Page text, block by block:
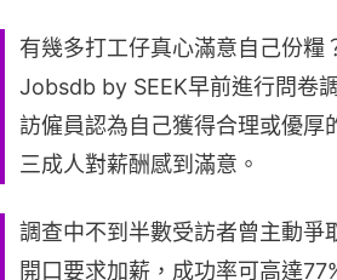
有幾多打工仔真心滿意自己份糧
Jobsdb by SEEK早前進行問卷
訪僱員認為自己獲得合理或優厚
三成人對薪酬感到滿意。
調查中不到半數受訪者曾主動爭
開口要求加薪，成功率可高達